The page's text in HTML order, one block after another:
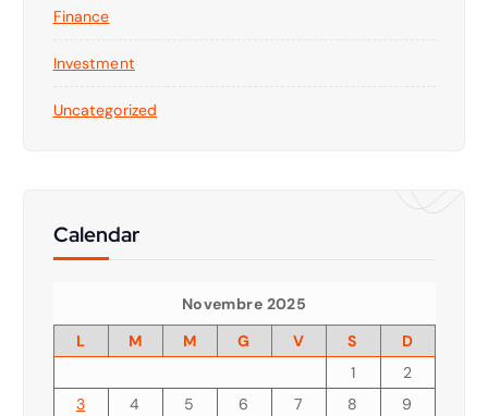
Finance
Investment
Uncategorized
Calendar
Novembre 2025
L
M M G V S
D
1
2
3
4 5 6 7 8
9